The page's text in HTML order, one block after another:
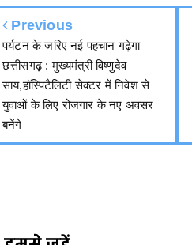
छत्तीसगढ़ : मुख्यमंत्री विष्णुदेव
साय,हॉस्पिटैलिटी सेक्टर में निवेश से
युवाओं के लिए रोजगार के नए अवसर
बनेंगे
2340